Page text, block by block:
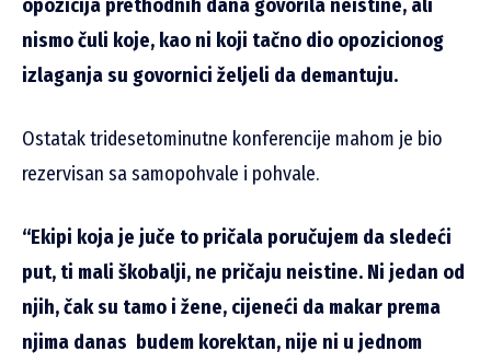
opozicija prethodnih dana govorila neistine, ali
nismo čuli koje, kao ni koji tačno dio opozicionog
izlaganja su govornici željeli da demantuju.
Ostatak tridesetominutne konferencije mahom je bio
rezervisan sa samopohvale i pohvale.
“Ekipi koja je juče to pričala poručujem da sledeći
put, ti mali škobalji, ne pričaju neistine. Ni jedan od
njih, čak su tamo i žene, cijeneći da makar prema
njima danas budem korektan, nije ni u jednom